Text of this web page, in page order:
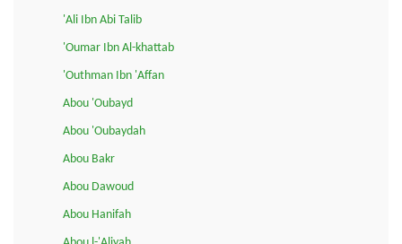
'Ali Ibn Abi Talib
'Oumar Ibn Al-khattab
'Outhman Ibn 'Affan
Abou 'Oubayd
Abou 'Oubaydah
Abou Bakr
Abou Dawoud
Abou Hanifah